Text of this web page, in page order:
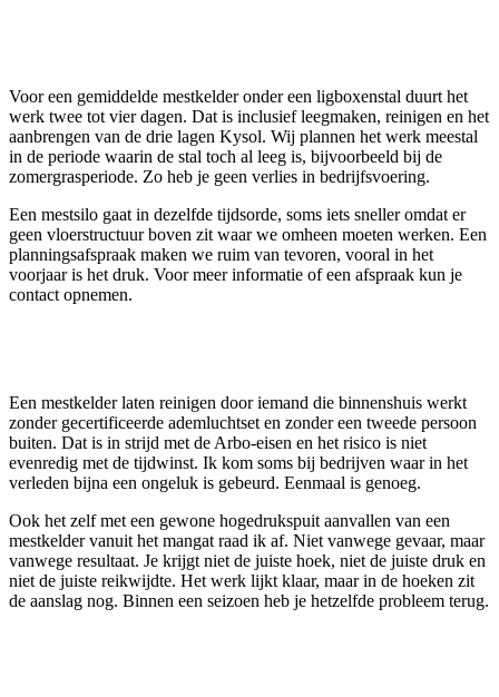
Voor een gemiddelde mestkelder onder een ligboxenstal duurt het
werk twee tot vier dagen. Dat is inclusief leegmaken, reinigen en het
aanbrengen van de drie lagen Kysol. Wij plannen het werk meestal
in de periode waarin de stal toch al leeg is, bijvoorbeeld bij de
zomergrasperiode. Zo heb je geen verlies in bedrijfsvoering.
Een mestsilo gaat in dezelfde tijdsorde, soms iets sneller omdat er
geen vloerstructuur boven zit waar we omheen moeten werken. Een
planningsafspraak maken we ruim van tevoren, vooral in het
voorjaar is het druk. Voor meer informatie of een afspraak kun je
contact opnemen.
Een mestkelder laten reinigen door iemand die binnenshuis werkt
zonder gecertificeerde ademluchtset en zonder een tweede persoon
buiten. Dat is in strijd met de Arbo-eisen en het risico is niet
evenredig met de tijdwinst. Ik kom soms bij bedrijven waar in het
verleden bijna een ongeluk is gebeurd. Eenmaal is genoeg.
Ook het zelf met een gewone hogedrukspuit aanvallen van een
mestkelder vanuit het mangat raad ik af. Niet vanwege gevaar, maar
vanwege resultaat. Je krijgt niet de juiste hoek, niet de juiste druk en
niet de juiste reikwijdte. Het werk lijkt klaar, maar in de hoeken zit
de aanslag nog. Binnen een seizoen heb je hetzelfde probleem terug.